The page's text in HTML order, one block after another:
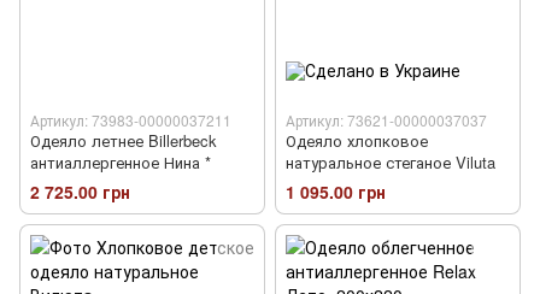
Артикул: 73983-00000037211
Одеяло летнее Billerbeck
антиаллергенное Нина *
2 725.00 грн
Артикул: 73621-00000037037
Одеяло хлопковое
натуральное стеганое Viluta
1 095.00 грн